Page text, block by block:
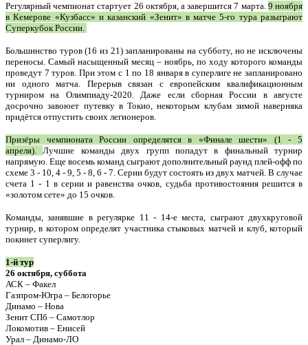
Регулярный чемпионат стартует 26 октября, а завершится 7 марта. 9 ноября
в Кемерове «Кузбасс» и казанский «Зенит» в матче 5-го тура разыграют
Суперкубок России.
Большинство туров (16 из 21) запланированы на субботу, но не исключены
переносы. Самый насыщенный месяц – ноябрь, по ходу которого команды
проведут 7 туров. При этом с 1 по 18 января в суперлиге не запланировано
ни одного матча. Перерыв связан с европейским квалификационным
турниром на Олимпиаду-2020. Даже если сборная России в августе
досрочно завоюет путевку в Токио, некоторым клубам зимой наверняка
придётся отпустить своих легионеров.
Призёры чемпионата России определятся в «Финале шести» (1 - 5
апреля).Лучшие команды двух групп попадут в финальный турнир
напрямую. Еще восемь команд сыграют дополнительный раунд плей-офф по
схеме 3 - 10, 4 - 9, 5 - 8, 6 - 7. Серии будут состоять из двух матчей. В случае
счета 1 - 1 в серии и равенства очков, судьба противостояния решится в
«золотом сете» до 15 очков.
Команды, занявшие в регулярке 11 - 14-е места, сыграют двухкруговой
турнир, в котором определят участника стыковых матчей и клуб, который
покинет суперлигу.
1-й тур
26 октября, суббота
АСК – Факел
Газпром-Югра – Белогорье
Динамо – Нова
Зенит СПб – Самотлор
Локомотив – Енисей
Урал – Динамо-ЛО